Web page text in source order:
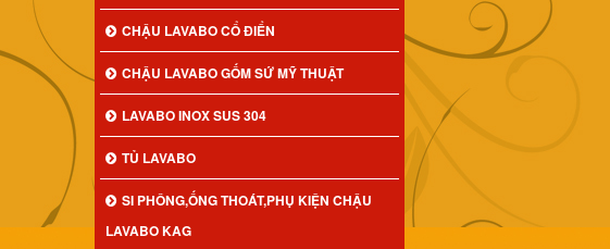
CHẬU LAVABO CỔ ĐIỂN
CHẬU LAVABO GỐM SỨ MỸ THUẬT
LAVABO INOX SUS 304
TỦ LAVABO
SI PHÔNG,ỐNG THOÁT,PHỤ KIỆN CHẬU
LAVABO KAG